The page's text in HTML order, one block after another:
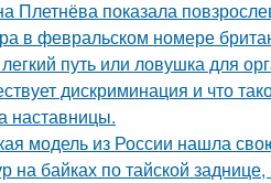
Плетнёва показала
в февральском номере
путь или ловушка для
дискриминация и что
наставницы.
модель из России нашла
на байках по тайской